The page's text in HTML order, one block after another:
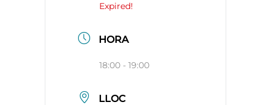
Expired!
HORA
18:00 - 19:00
LLOC